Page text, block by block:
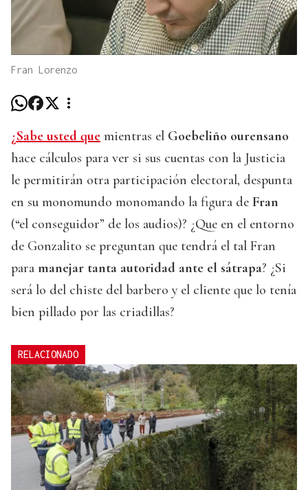
Fran Lorenzo
¿Sabe usted que mientras el Goebeliño ourensano
hace cálculos para ver si sus cuentas con la Justicia
le permitirán otra participación electoral, despunta
en su monomundo monomando la figura de Fran
(“el conseguidor” de los audios)? ¿Que en el entorno
de Gonzalito se preguntan que tendrá el tal Fran
para manejar tanta autoridad ante el sátrapa? ¿Si
será lo del chiste del barbero y el cliente que lo tenía
bien pillado por las criadillas?
RELACIONADO